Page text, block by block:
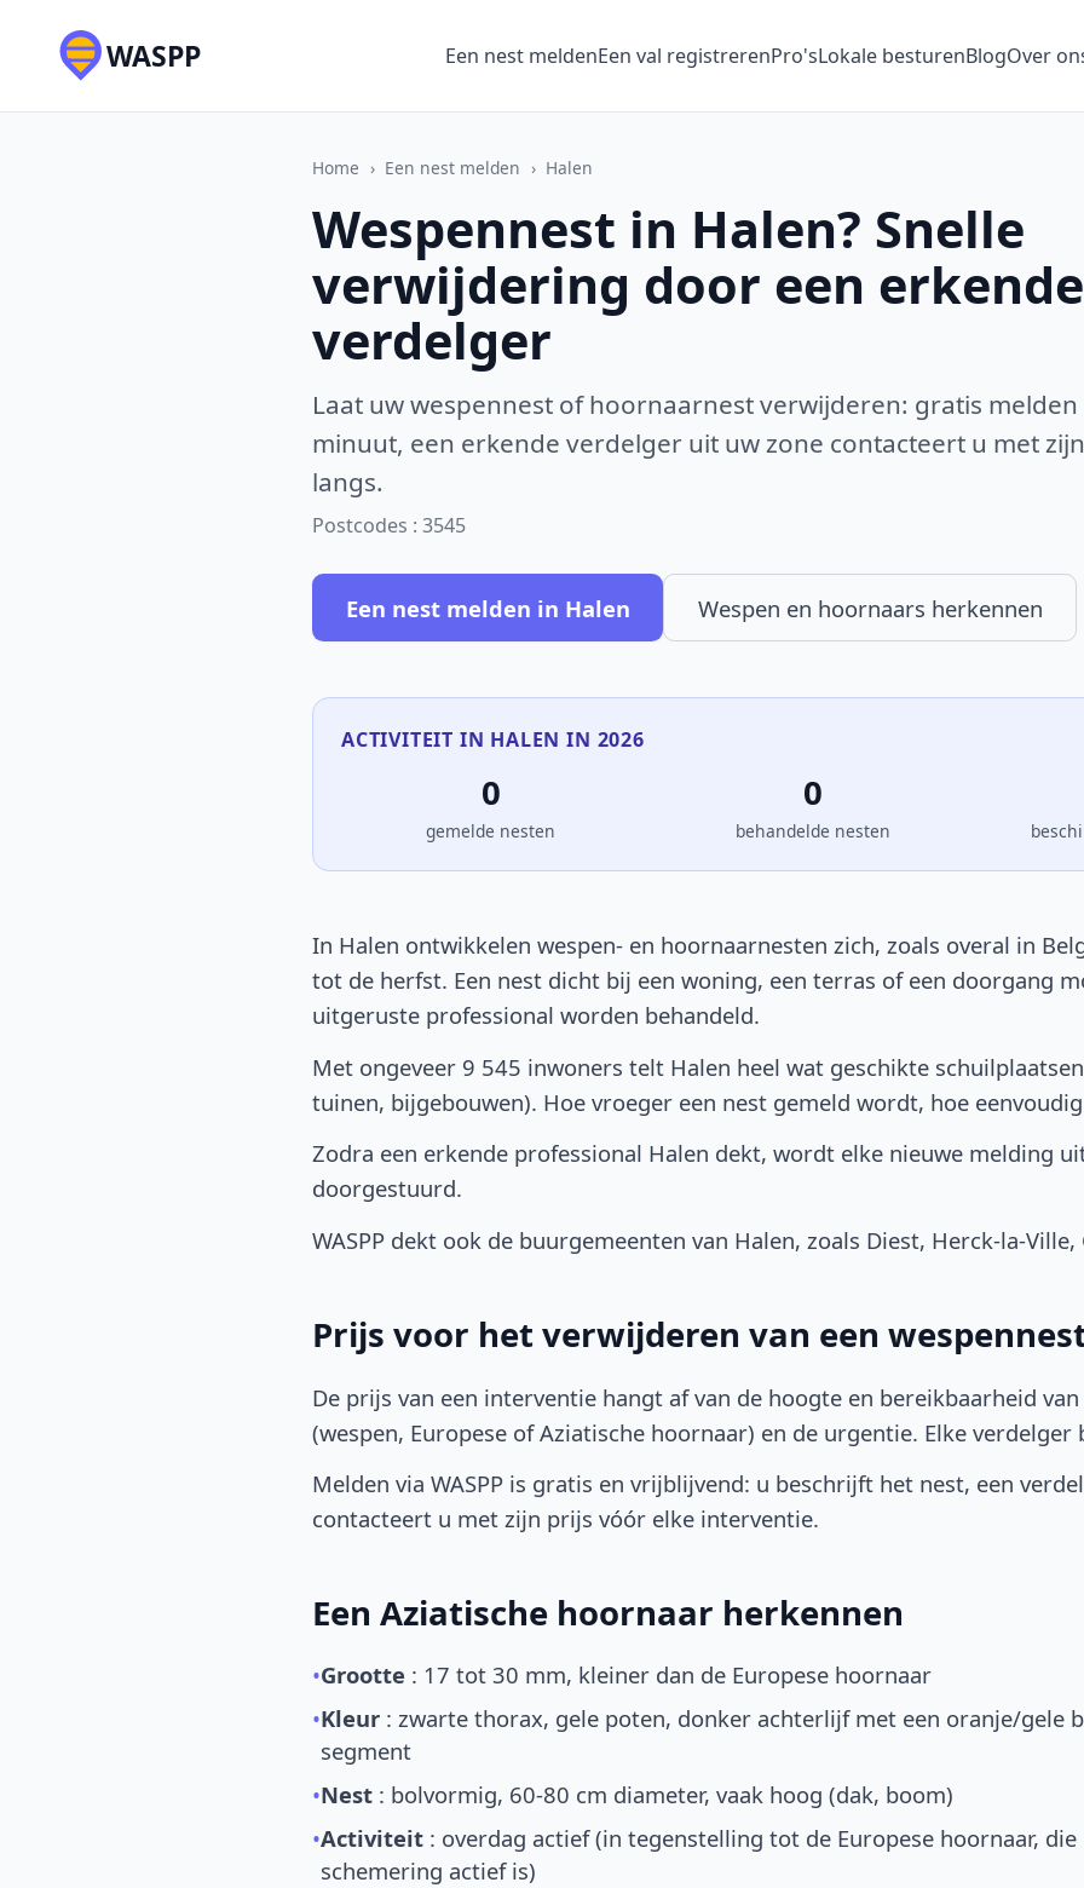
WASPP Een nest meldenEen val registrerenPro'sLokale besturenBlogOver
Home › Een nest melden › Halen
Wespennest in Halen? Snelle
verwijdering door een erkende
verdelger
Laat uw wespennest of hoornaarnest verwijderen: gratis
minuut, een erkende verdelger uit uw zone contacteert u met
langs.
Postcodes : 3545
Een nest melden in Halen Wespen en hoornaars herkennen
ACTIVITEIT IN HALEN IN 2026
0
gemelde nesten
0
behandelde nesten
In Halen ontwikkelen wespen- en hoornaarnesten zich, zoals overal in
tot de herfst. Een nest dicht bij een woning, een terras of een doorgang
uitgeruste professional worden behandeld.
Met ongeveer 9 545 inwoners telt Halen heel wat geschikte
tuinen, bijgebouwen). Hoe vroeger een nest gemeld wordt, hoe
Zodra een erkende professional Halen dekt, wordt elke nieuwe melding
doorgestuurd.
WASPP dekt ook de buurgemeenten van Halen, zoals Diest, Herck-la-Ville,
Prijs voor het verwijderen van een
De prijs van een interventie hangt af van de hoogte en bereikbaarheid
(wespen, Europese of Aziatische hoornaar) en de urgentie. Elke
Melden via WASPP is gratis en vrijblijvend: u beschrijft het nest, een
contacteert u met zijn prijs vóór elke interventie.
Een Aziatische hoornaar herkennen
•Grootte : 17 tot 30 mm, kleiner dan de Europese hoornaar
•Kleur : zwarte thorax, gele poten, donker achterlijf met een oranje/gele
segment
•Nest : bolvormig, 60-80 cm diameter, vaak hoog (dak, boom)
•Activiteit : overdag actief (in tegenstelling tot de Europese hoornaar,
schemering actief is)